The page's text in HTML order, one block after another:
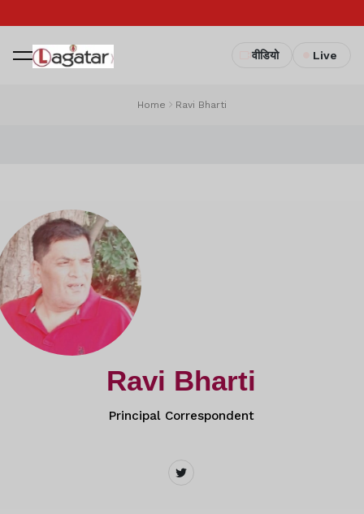
वीडियो Live
Home Ravi Bharti
Ravi Bharti
Principal Correspondent